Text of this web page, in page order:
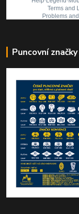
Puncovní značky